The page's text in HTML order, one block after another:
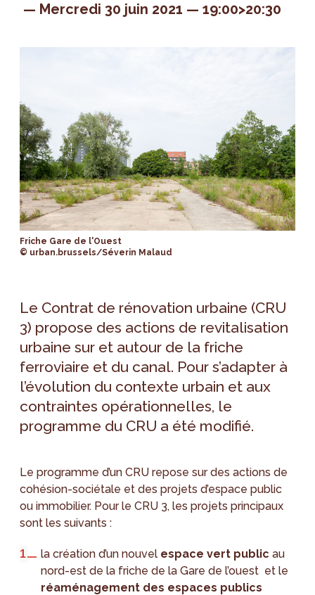
Mercredi 30 juin 2021
19:00>20:30
Friche Gare de l'Ouest
© urban.brussels/Séverin Malaud
Le Contrat de rénovation urbaine (CRU
3) propose des actions de revitalisation
urbaine sur et autour de la friche
ferroviaire et du canal. Pour s’adapter à
l’évolution du contexte urbain et aux
contraintes opérationnelles, le
programme du CRU a été modifié.
Le programme d’un CRU repose sur des actions de
cohésion-sociétale et des projets d’espace public
ou immobilier. Pour le CRU 3, les projets principaux
sont les suivants :
la création d’un nouvel espace vert public au
nord-est de la friche de la Gare de l’ouest et le
réaménagement des espaces publics